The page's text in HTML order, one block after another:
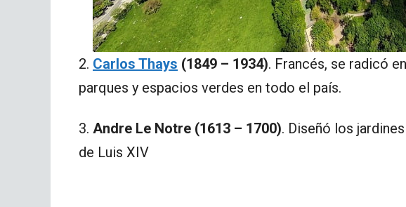
2. Carlos Thays (1849 – 1934). Francés, se radicó
parques y espacios verdes en todo el país.
3. Andre Le Notre (1613 – 1700). Diseñó los
de Luis XIV